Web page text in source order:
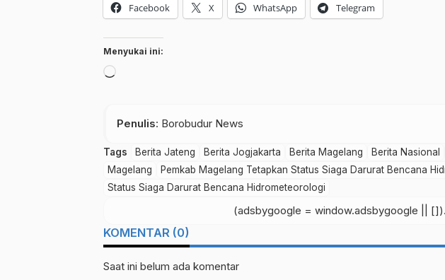
Facebook X WhatsApp Telegram
Menyukai ini:
Memuat...
Penulis: Borobudur News
Tags Berita Jateng Berita Jogjakarta Berita Magelang Berita Nasional
Magelang
Pemkab Magelang Tetapkan Status Siaga Darurat Bencana
Status Siaga Darurat Bencana Hidrometeorologi
(adsbygoogle = window.adsbygoogle ||
KOMENTAR (0)
Saat ini belum ada komentar